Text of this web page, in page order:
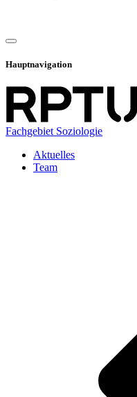
Hauptnavigation
Fachgebiet Soziologie
Aktuelles
Team